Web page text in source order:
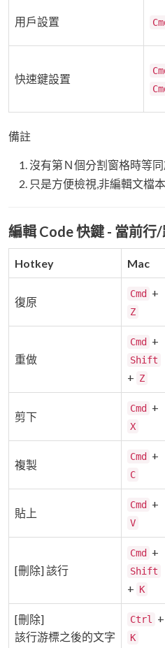
用戶設置
快速鍵設置
備註
沒有第Ｎ個分割窗格時等
只是方便檢視,非編輯文檔
編輯 Code 快鍵 - 當前行/
Hotkey Mac
復原
Cmd +
Z
重做
Cmd +
Shift
+ Z
剪下
Cmd +
X
複製
Cmd +
C
貼上
Cmd +
V
[刪除] 該行
Cmd +
Shift
+ K
[刪除]
該行游標之後的文字
Ctrl +
K